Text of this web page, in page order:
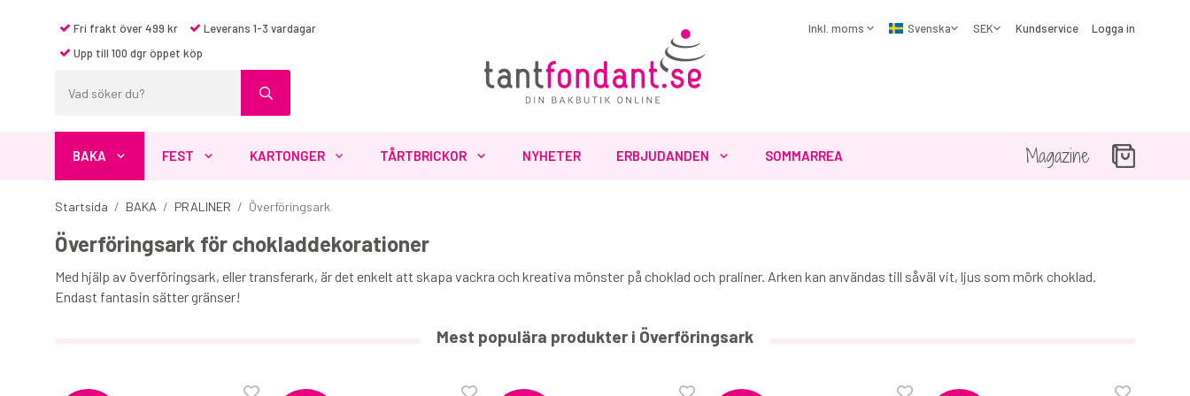
Fri frakt över 499 kr
Leverans 1-3 vardagar
Upp till 100 dgr öppet köp
Kundservice Logga in
BAKA FEST KARTONGER TÅRTBRICKOR NYHETER ERBJUDANDEN SOMMARREA Magazine
Startsida / BAKA / PRALINER / Överföringsark
Överföringsark för chokladdekorationer
Med hjälp av överföringsark, eller transferark, är det enkelt att skapa vackra och kreativa mönster på choklad och praliner. Arken kan användas till såväl vit, ljus som mörk choklad.
Endast fantasin sätter gränser!
Mest populära produkter i Överföringsark